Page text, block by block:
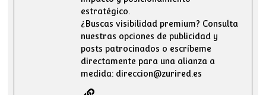
estratégico.
¿Buscas visibilidad premium? Consulta
nuestras opciones de publicidad y
posts patrocinados o escríbeme
directamente para una alianza a
medida: direccion@zurired.es